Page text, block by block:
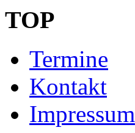
TOP
Termine
Kontakt
Impressum